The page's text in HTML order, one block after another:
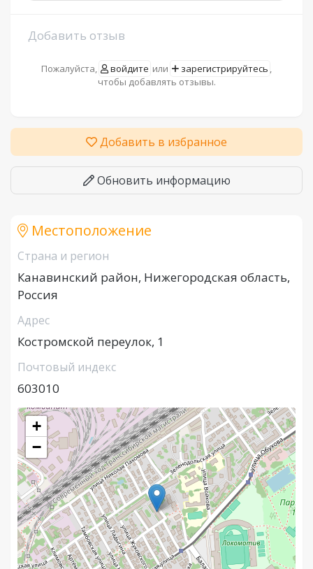
Добавить отзыв
Пожалуйста, войдите или зарегистрируйтесь ,
чтобы добавлять отзывы.
Добавить в избранное
Обновить информацию
Местоположение
Страна и регион
Канавинский район, Нижегородская область,
Россия
Адрес
Костромской переулок, 1
Почтовый индекс
603010
+
−